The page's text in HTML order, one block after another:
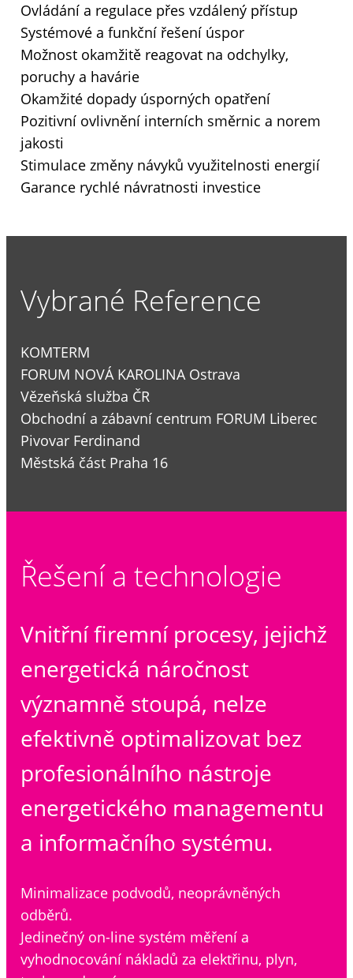
Ovládání a regulace přes vzdálený přístup
Systémové a funkční řešení úspor
Možnost okamžitě reagovat na odchylky,
poruchy a havárie
Okamžité dopady úsporných opatření
Pozitivní ovlivnění interních směrnic a norem
jakosti
Stimulace změny návyků využitelnosti energií
Garance rychlé návratnosti investice
Vybrané Reference
KOMTERM
FORUM NOVÁ KAROLINA Ostrava
Vězeňská služba ČR
Obchodní a zábavní centrum FORUM Liberec
Pivovar Ferdinand
Městská část Praha 16
Řešení a technologie
Vnitřní firemní procesy, jejichž
energetická náročnost
významně stoupá, nelze
efektivně optimalizovat bez
profesionálního nástroje
energetického managementu
a informačního systému.
Minimalizace podvodů, neoprávněných
odběrů.
Jedinečný on-line systém měření a
vyhodnocování nákladů za elektřinu, plyn,